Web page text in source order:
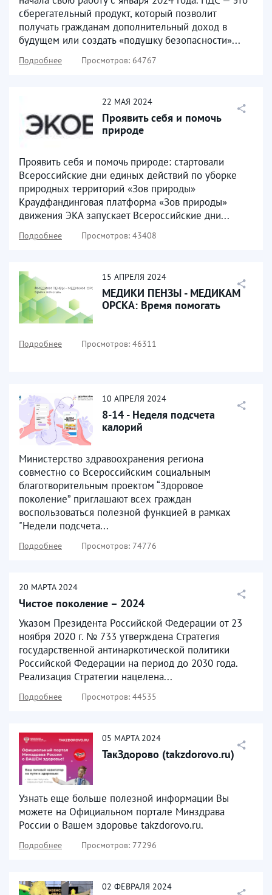
сберегательный продукт, который позволит
получать гражданам дополнительный доход в
будущем или создать «подушку безопасности»...
Подробнее Просмотров: 64767
22 МАЯ 2024
Проявить себя и помочь
природе
Проявить себя и помочь природе: стартовали
Всероссийские дни единых действий по уборке
природных территорий «Зов природы»
Краудфандинговая платформа «Зов природы»
движения ЭКА запускает Всероссийские дни...
Подробнее Просмотров: 43408
15 АПРЕЛЯ 2024
МЕДИКИ ПЕНЗЫ - МЕДИКАМ
ОРСКА: Время помогать
Подробнее Просмотров: 46311
10 АПРЕЛЯ 2024
8-14 - Неделя подсчета
калорий
Министерство здравоохранения региона
совместно со Всероссийским социальным
благотворительным проектом “Здоровое
поколение” приглашают всех граждан
воспользоваться полезной функцией в рамках
"Недели подсчета...
Подробнее Просмотров: 74776
20 МАРТА 2024
Чистое поколение – 2024
Указом Президента Российской Федерации от 23
ноября 2020 г. № 733 утверждена Стратегия
государственной антинаркотической политики
Российской Федерации на период до 2030 года.
Реализация Стратегии нацелена...
Подробнее Просмотров: 44535
05 МАРТА 2024
ТакЗдорово (takzdorovo.ru)
Узнать еще больше полезной информации Вы
можете на Официальном портале Минздрава
России о Вашем здоровье takzdorovo.ru.
Подробнее Просмотров: 77296
02 ФЕВРАЛЯ 2024